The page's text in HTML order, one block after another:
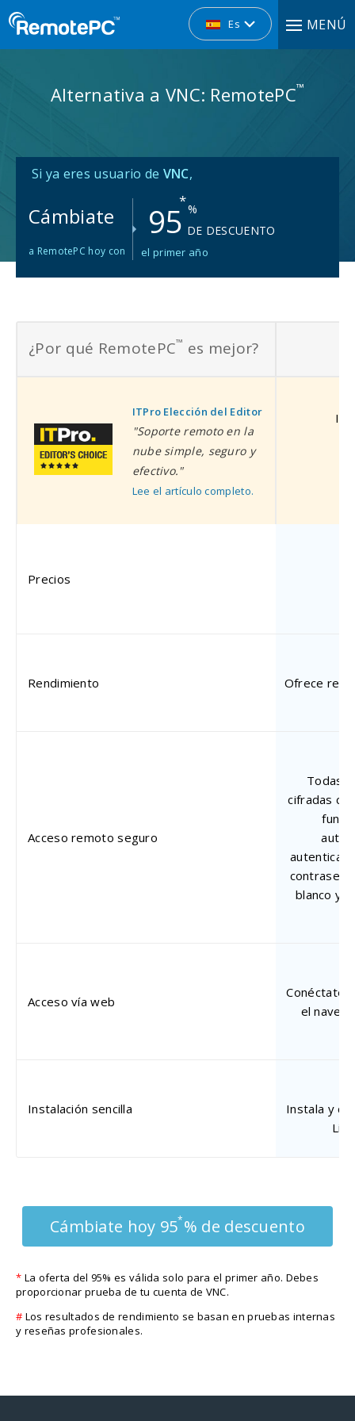
Es MENÚ
Alternativa a VNC: RemotePC™
Si ya eres usuario de VNC,
Cámbiate
a RemotePC hoy con
95
*%
DE DESCUENTO
el primer año
¿Por qué RemotePC™ es mejor?
ITPro Elección del Editor
"Soporte remoto en la
nube simple, seguro y
efectivo."
Lee el artículo completo.
Precios
Rendimiento
Ofrece
Acceso remoto seguro
Todas
cifradas
blanco y
Acceso vía web
Conéctate
el
Instalación sencilla
Instala y
Cámbiate hoy 95*% de descuento
* La oferta del 95% es válida solo para el primer año. Debes
proporcionar prueba de tu cuenta de VNC.
# Los resultados de rendimiento se basan en pruebas internas
y reseñas profesionales.